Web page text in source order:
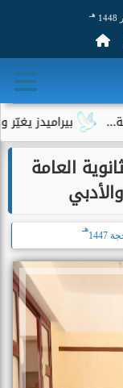
هـ
بيراميدز يغيّر
العامة
هـ